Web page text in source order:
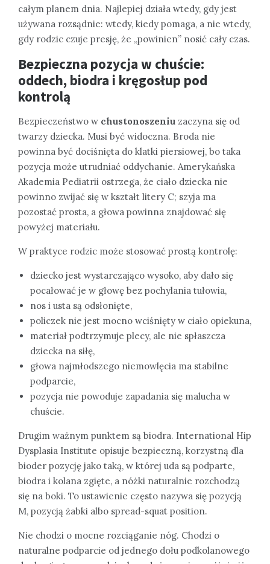
całym planem dnia. Najlepiej działa wtedy, gdy jest
używana rozsądnie: wtedy, kiedy pomaga, a nie wtedy,
gdy rodzic czuje presję, że „powinien” nosić cały czas.
Bezpieczna pozycja w chuście:
oddech, biodra i kręgosłup pod
kontrolą
Bezpieczeństwo w chustonoszeniu zaczyna się od
twarzy dziecka. Musi być widoczna. Broda nie
powinna być dociśnięta do klatki piersiowej, bo taka
pozycja może utrudniać oddychanie. Amerykańska
Akademia Pediatrii ostrzega, że ciało dziecka nie
powinno zwijać się w kształt litery C; szyja ma
pozostać prosta, a głowa powinna znajdować się
powyżej materiału.
W praktyce rodzic może stosować prostą kontrolę:
dziecko jest wystarczająco wysoko, aby dało się
pocałować je w głowę bez pochylania tułowia,
nos i usta są odsłonięte,
policzek nie jest mocno wciśnięty w ciało opiekuna,
materiał podtrzymuje plecy, ale nie spłaszcza
dziecka na siłę,
głowa najmłodszego niemowlęcia ma stabilne
podparcie,
pozycja nie powoduje zapadania się malucha w
chuście.
Drugim ważnym punktem są biodra. International Hip
Dysplasia Institute opisuje bezpieczną, korzystną dla
bioder pozycję jako taką, w której uda są podparte,
biodra i kolana zgięte, a nóżki naturalnie rozchodzą
się na boki. To ustawienie często nazywa się pozycją
M, pozycją żabki albo spread-squat position.
Nie chodzi o mocne rozciąganie nóg. Chodzi o
naturalne podparcie od jednego dołu podkolanowego